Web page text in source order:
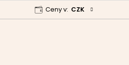
Analýzy a certifikáty
Ceny v: CZK